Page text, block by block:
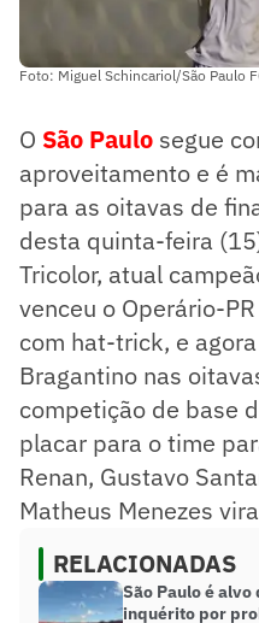
Foto: Miguel Schincariol/São Paulo
O São Paulo segue
aproveitamento e é
para as oitavas de
desta quinta-feira
Tricolor, atual
venceu o Operário-
com hat-trick, e
Bragantino nas
competição de base
placar para o time
Renan, Gustavo
Matheus Menezes
RELACIONADAS
São Paulo é alvo
inquérito por